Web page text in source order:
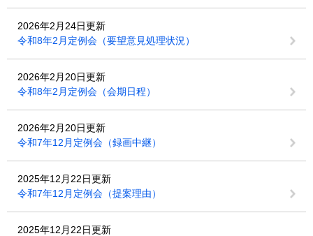
2026年2月24日更新
令和8年2月定例会（要望意見処理状況）
2026年2月20日更新
令和8年2月定例会（会期日程）
2026年2月20日更新
令和7年12月定例会（録画中継）
2025年12月22日更新
令和7年12月定例会（提案理由）
2025年12月22日更新